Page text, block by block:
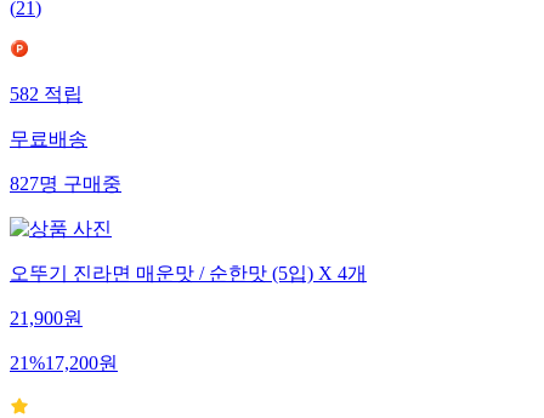
(21)
582적립
무료배송
827명구매중
오뚜기 진라면 매운맛 / 순한맛 (5입) X 4개
21,900원
21%17,200원